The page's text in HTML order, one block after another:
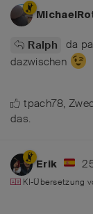
Ralph
da
dazwischen
tpach78,
das.
Erik
KI-Übersetzung